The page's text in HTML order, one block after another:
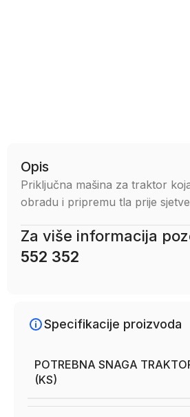
Opis
Priključna mašina za traktor
obradu i pripremu tla prije
Za više informacija
552 352
Specifikacije proizvoda
POTREBNA SNAGA
(KS)